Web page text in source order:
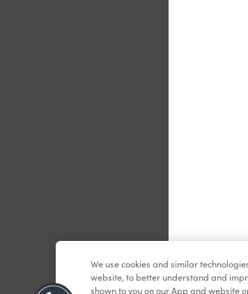
We use cookies and similar
website, to better understand and
shown to you on our App and website